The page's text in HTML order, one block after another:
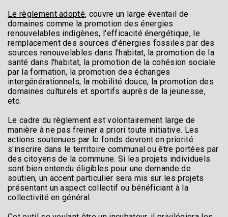
Le règlement adopté, couvre un large éventail de
domaines comme la promotion des énergies
renouvelables indigènes, l'efficacité énergétique, le
remplacement des sources d'énergies fossiles par des
sources renouvelables dans l'habitat, la promotion de la
santé dans l'habitat, la promotion de la cohésion sociale
par la formation, la promotion des échanges
intergénérationnels, la mobilité douce, la promotion des
domaines culturels et sportifs auprès de la jeunesse,
etc.
Le cadre du règlement est volontairement large de
manière à ne pas freiner a priori toute initiative. Les
actions soutenues par le fonds devront en priorité
s'inscrire dans le territoire communal ou être portées par
des citoyens de la commune. Si les projets individuels
sont bien entendu éligibles pour une demande de
soutien, un accent particulier sera mis sur les projets
présentant un aspect collectif ou bénéficiant à la
collectivité en général.